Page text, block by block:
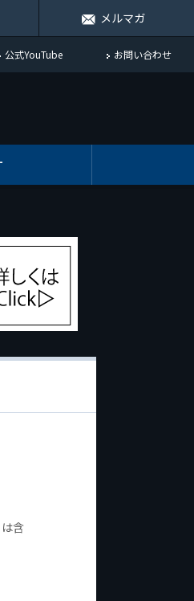
メルマガ
公式YouTube お問い合わせ
含